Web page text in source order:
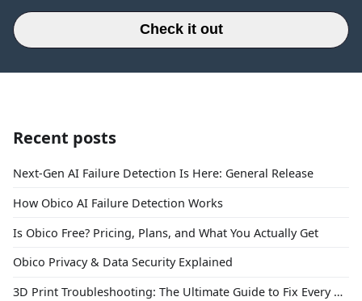
Check it out
Recent posts
Next-Gen AI Failure Detection Is Here: General Release
How Obico AI Failure Detection Works
Is Obico Free? Pricing, Plans, and What You Actually Get
Obico Privacy & Data Security Explained
3D Print Troubleshooting: The Ultimate Guide to Fix Every Common Problem [2026]